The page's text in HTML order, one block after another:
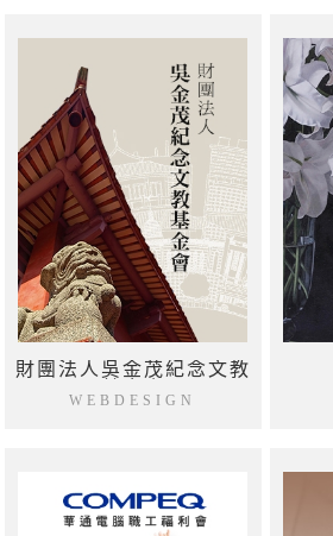
財團法人吳金茂紀念文教
WEBDESIGN